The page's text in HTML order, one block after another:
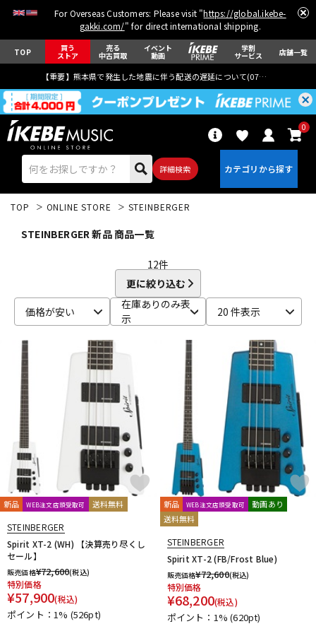
For Overseas Customers: Please visit "https://global.ikebe-
gakki.com/" for direct international shipping.
TOP 買う
ストア
売る
中古買取
イベント
動画
学割
サービス 店舗一覧
【重要】熊本県で発生した地震に伴う配送の遅延について(07月29日
詳細検索
0
パーカッション
キーボード 電子ピアノ
管楽器 その他楽器
アンプ エフェクター
TOP ONLINE STORE STEINBERGER
STEINBERGER 新品 商品一覧
12件
更に絞り込む
価格が安い
在庫ありのみ表
示
20 件表示
新品 WEB注文店頭受取可 送料無料
STEINBERGER
Spirit XT-2 (WH) 【決算売り尽くし
セール】
販売価格¥72,600(税込)
特別価格
¥57,900(税込)
ポイント：1% (526pt)
新品 WEB注文店頭受取可
動画あり
送料無料
STEINBERGER
Spirit XT-2 (FB/Frost Blue)
販売価格¥72,600(税込)
特別価格
¥68,200(税込)
ポイント：1%(620pt)